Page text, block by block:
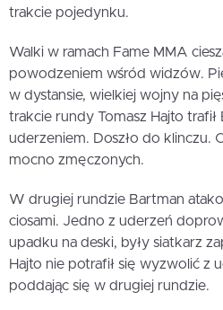
trakcie pojedynku.
Walki w ramach Fame MMA
powodzeniem wśród widzów.
w dystansie, wielkiej wojny na
trakcie rundy Tomasz Hajto
uderzeniem. Doszło do klinczu.
mocno zmęczonych.
W drugiej rundzie Bartman
ciosami. Jedno z uderzeń
upadku na deski, były siatkarz
Hajto nie potrafił się wyzwolić z
poddając się w drugiej rundzie.